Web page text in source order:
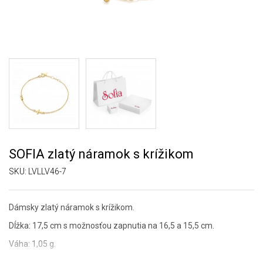
SOFIA zlatý náramok s krížikom
SKU: LVLLV46-7
Dámsky zlatý náramok s krížikom.
Dĺžka: 17,5 cm s možnosťou zapnutia na 16,5 a 15,5 cm.
Váha: 1,05 g.